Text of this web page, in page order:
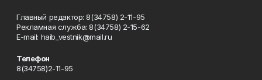
Главный редактор: 8(34758) 2-11-95
Рекламная служба: 8(34758) 2-15-62
Е-mаil: haib_vestnik@mail.ru
Телефон
8(34758)2-11-95